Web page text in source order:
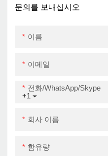
USB
문의를 보내십시오
이름
이메일
+1
전화/WhatsApp/Skype
회사 이름
함유량